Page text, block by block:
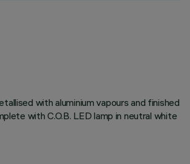
with aluminium vapours and finished
with C.O.B. LED lamp in neutral white